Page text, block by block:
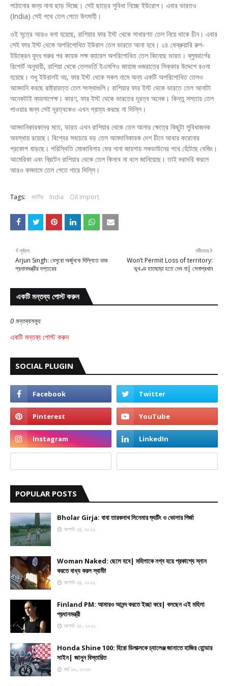
পাঠানোর জন্য নানা ছাড় দিচ্ছে। সেই ছাড়ের সুবিধা নিচ্ছে ইউরোপ। এবার ভারতও
(India) সেই পথে তেল পেতে উৎসাহী।
ওই সূত্রে আরও বলা হয়েছে, রাশিয়ার ফার ইস্ট থেকে সাধারণত তেল নিয়ে থাকে চীন। এবার
সেই ফার ইস্ট থেকে অপরিশোধিত ইউরাল তেল ভারতে আনা হবে। ২৪ ফেব্রুয়ারি রুশ-
ইউক্রেন যুদ্ধ শুরুর পর কয়েক লক্ষ ব্যারেল অপরিশোধিত তেল কিনেছে ভারত। ব্লুমবার্গের
রিপোর্ট অনুযায়ী, রাশিয়া থেকে তেলভর্তি ইএসপিও জাহাজ গুজরাতের সিক্কার উদ্দেশে রওনা
হয়েছে। শুধু ইউরালই নয়, ফার ইস্ট থেকে সকল নামে অন্য একটি অপরিশোধিত তেলও
আমদানি করছে রাষ্ট্রায়ত্ত তেল সংস্থাগুলি। রাশিয়ার ফার ইস্ট থেকে ভারতে তেল আনাটা
অনেকটাই ব্যয়সাপেক্ষ। কারণ, ফার ইস্ট থেকে ভারতের দূরত্ব অনেক। কিন্তু সস্তায় তেল
পাওয়ার জন্য সেই দূরত্বকেও এখন গ্রাহ্য করছে না দিল্লি।
আমদানিকারকদের মতে, ভারত এখন রাশিয়ার থেকে তেল আনার ক্ষেত্রে কিছুটা সুবিধাজনক
অবস্থায় রয়েছে। বিশ্বের সবচেয়ে বড় তেল আমদানিকারক দেশ চীনে আবার করোনার
প্রকোপ বাড়ছে। পরিস্থিতি মোকাবিলায় ফের নানা জায়গায় লকডাউনের পথে হেঁটেছে বেজিং।
আমেরিকা এবং ব্রিটেন রাশিয়ার থেকে তেল কিনবে না বলে জানিয়েছে। তাই দরাদরি করলে
আরও কমদামে তেল পেতে পারে দিল্লি।
Tags: জাতীয় India Oil Import
নবীনতর
Won’t Permit Loss of territory:
ভূখণ্ড হাতছাড়া হতে দেব না| সেনাপ্রধান
পূর্বতন
Arjun Singh: বেসুরো অর্জুনকে দিল্লিতে ডাক
প্রধানমন্ত্রীর দপ্তরের
একটি মন্তব্য পোস্ট করুন
0 মন্তব্যসমূহ
একটি মন্তব্য পোস্ট করুন
SOCIAL PLUGIN
POPULAR POSTS
Bholar Girja: বাবা তারকনাথ সিনেমার শ্যুটিং ও ভোলার গির্জা
আগস্ট ২৪, ২০২২
Woman Naked: ছেলে হবে| মহিলাকে নগ্ন হয়ে প্রকাশ্যে স্নান
করতে বাধ্য করল স্বামী!
আগস্ট ২৪, ২০২২
Finland PM: আমারও আনন্দ করতে ইচ্ছা করে| বলছেন এই মহিলা
প্রধানমন্ত্রী
আগস্ট ২৫, ২০২২
Honda Shine 100: হিরো ডিলাক্সকে চ্যালেঞ্জ জানাতে হাজির হোন্ডার
সাইন| জানুন বিস্তারিত
মার্চ ১৮, ২০২৩